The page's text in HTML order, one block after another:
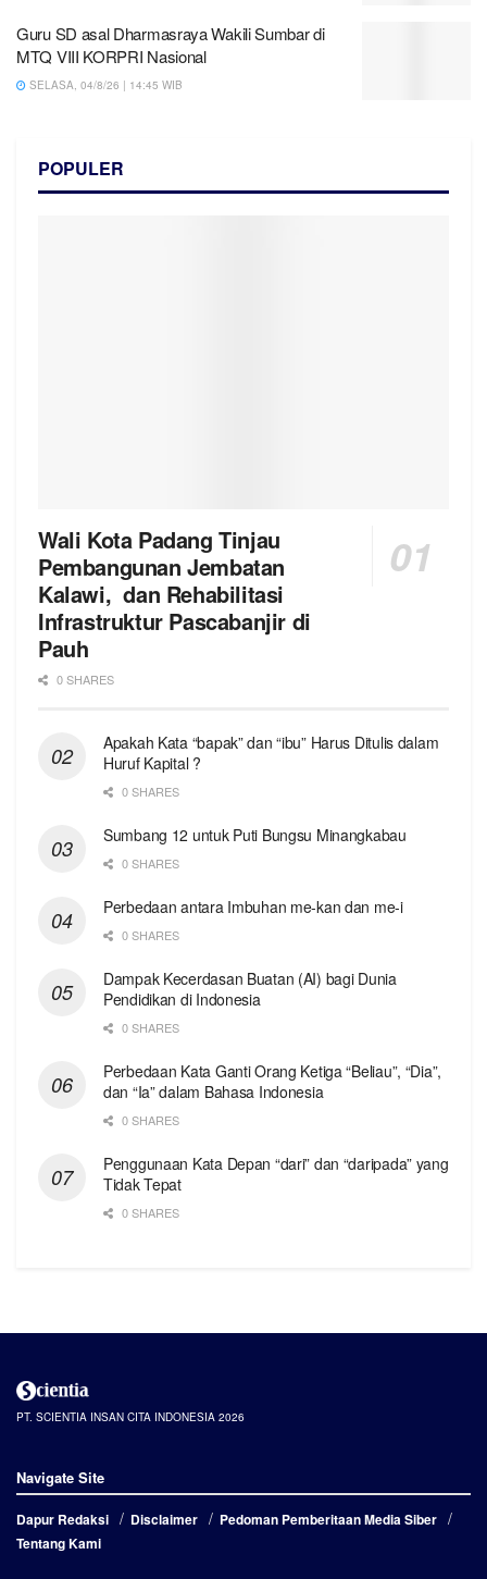
Guru SD asal Dharmasraya Wakili Sumbar di
MTQ VIII KORPRI Nasional
SELASA, 04/8/26 | 14:45 WIB
POPULER
Wali Kota Padang Tinjau
Pembangunan Jembatan
Kalawi, dan Rehabilitasi
Infrastruktur Pascabanjir di
Pauh
0 SHARES
Apakah Kata “bapak” dan “ibu” Harus Ditulis dalam
Huruf Kapital ?
0 SHARES
Sumbang 12 untuk Puti Bungsu Minangkabau
0 SHARES
Perbedaan antara Imbuhan me-kan dan me-i
0 SHARES
Dampak Kecerdasan Buatan (AI) bagi Dunia
Pendidikan di Indonesia
0 SHARES
Perbedaan Kata Ganti Orang Ketiga “Beliau”, “Dia”,
dan “Ia” dalam Bahasa Indonesia
0 SHARES
Penggunaan Kata Depan “dari” dan “daripada” yang
Tidak Tepat
0 SHARES
PT. SCIENTIA INSAN CITA INDONESIA 2026
Navigate Site
Dapur Redaksi Disclaimer
Pedoman Pemberitaan Media Siber
Tentang Kami